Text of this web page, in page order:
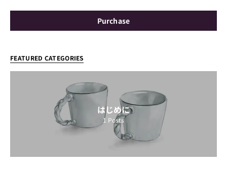
Purchase
FEATURED CATEGORIES
はじめに
1 Posts